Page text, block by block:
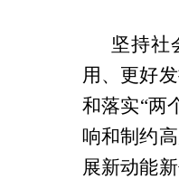
坚持社
用、更好
和落实“两
响和制约
展新动能